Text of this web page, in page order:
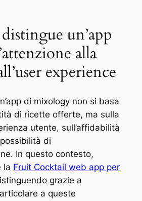
un’app
alla
experience
di mixology non si basa
di ricette offerte, ma sulla
utente, sull’affidabilità
di
In questo contesto,
la Fruit Cocktail web app per
grazie a
a queste